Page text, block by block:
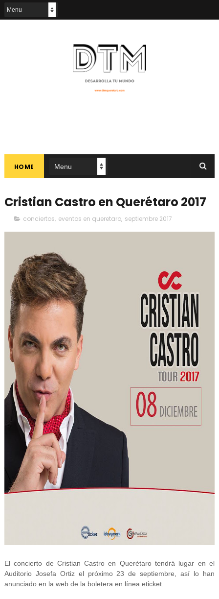
HOME
Cristian Castro en Querétaro 2017
conciertos, eventos en queretaro, septiembre 2017
El concierto de Cristian Castro en Querétaro tendrá lugar en el
Auditorio Josefa Ortiz el próximo 23 de septiembre, así lo han
anunciado en la web de la boletera en línea eticket.